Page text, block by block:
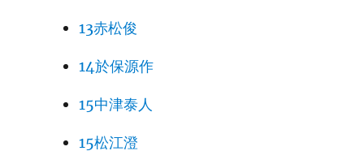
13赤松俊
14於保源作
15中津泰人
15松江澄